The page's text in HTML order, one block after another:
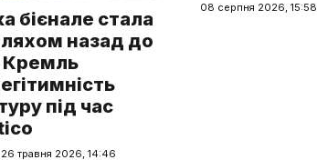
бієнале стала
назад до
Кремль
під час
травня 2026, 14:46
08 серпня 2026, 15:58